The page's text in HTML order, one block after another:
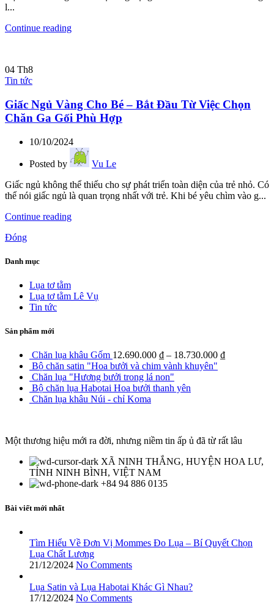
l...
Continue reading
04 Th8
Tin tức
Giấc Ngủ Vàng Cho Bé – Bắt Đầu Từ Việc Chọn
Chăn Ga Gối Phù Hợp
10/10/2024
Posted by
Vu Le
Giấc ngủ không thể thiếu cho sự phát triển toàn diện của trẻ nhỏ. Có
thể nói giấc ngủ là quan trọng nhất với trẻ. Khi bé yêu chìm vào g...
Continue reading
Đóng
Danh mục
Lụa tơ tằm
Lụa tơ tằm Lê Vụ
Tin tức
Sản phẩm mới
Chăn lụa khâu Gốm 12.690.000 ₫ – 18.730.000 ₫
Bộ chăn satin "Hoa bưởi và chim vành khuyên"
Chăn lụa "Hương bưởi trong lá non"
Bộ chăn lụa Habotai Hoa bưởi thanh yên
Chăn lụa khâu Núi - chỉ Koma
Một thương hiệu mới ra đời, nhưng niềm tin ấp ủ đã từ rất lâu
XÃ NINH THẮNG, HUYỆN HOA LƯ,
TỈNH NINH BÌNH, VIỆT NAM
+84 94 886 0135
Bài viết mới nhất
Tìm Hiểu Về Đơn Vị Mommes Đo Lụa – Bí Quyết Chọn
Lụa Chất Lượng
21/12/2024 No Comments
Lụa Satin và Lụa Habotai Khác Gì Nhau?
17/12/2024 No Comments